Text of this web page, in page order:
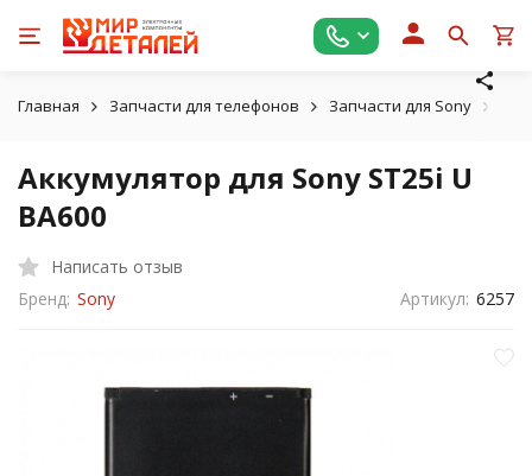
Главная Запчасти для телефонов Запчасти для Sony
Аккумулятор для Sony ST25i U
BA600
Написать отзыв
Бренд: Sony Артикул: 6257